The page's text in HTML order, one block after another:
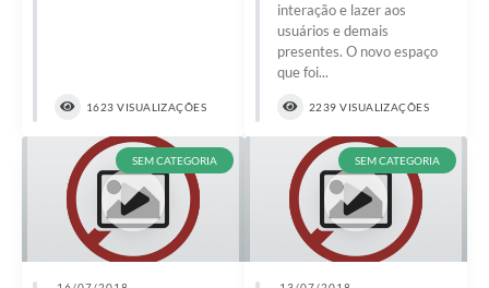
1623 VISUALIZAÇÕES
interação e lazer aos
usuários e demais
presentes. O novo espaço
que foi...
2239 VISUALIZAÇÕES
SEM CATEGORIA SEM CATEGORIA